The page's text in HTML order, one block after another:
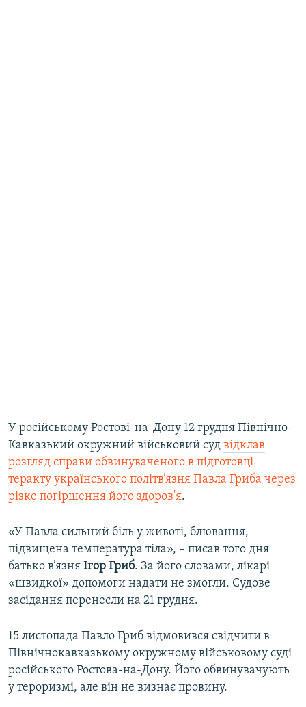
У російському Ростові-на-Дону 12 грудня Північно-
Кавказький окружний військовий суд відклав
розгляд справи обвинуваченого в підготовці
теракту українського політв’язня Павла Гриба через
різке погіршення його здоров'я.
«У Павла сильний біль у животі, блювання,
підвищена температура тіла», – писав того дня
батько в’язня Ігор Гриб. За його словами, лікарі
«швидкої» допомоги надати не змогли. Судове
засідання перенесли на 21 грудня.
15 листопада Павло Гриб відмовився свідчити в
Північнокавказькому окружному військовому суді
російського Ростова-на-Дону. Його обвинувачують
у тероризмі, але він не визнає провину.